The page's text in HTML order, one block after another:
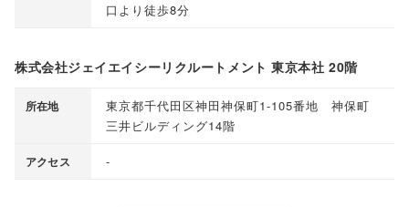
口より徒歩8分
株式会社ジェイエイシーリクルートメント 東京本社 20階
所在地
東京都千代田区神田神保町1-105番地 神保町
三井ビルディング14階
アクセス -